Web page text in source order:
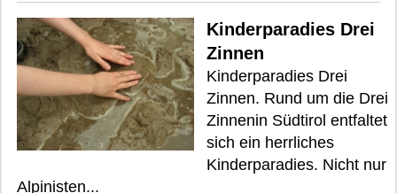
Kinderparadies Drei
Zinnen
Kinderparadies Drei
Zinnen. Rund um die Drei
Zinnenin Südtirol entfaltet
sich ein herrliches
Kinderparadies. Nicht nur
Alpinisten...